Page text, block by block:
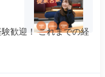
歓迎！ これまでの経